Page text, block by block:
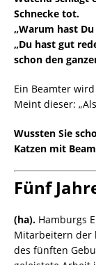
Schnecke tot.
„Warum hast
„Du hast gut
schon den
Ein Beamter
Meint dieser:
Wussten Sie
Katzen mit
Fünf
(ha). Hamburgs
Mitarbeitern der
des fünften